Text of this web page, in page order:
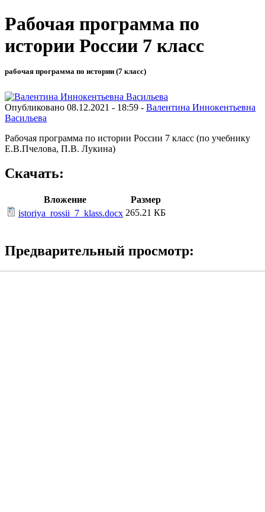
Рабочая программа по
истории России 7 класс
рабочая программа по истории (7 класс)
Опубликовано 08.12.2021 - 18:59 - Валентина Иннокентьевна
Васильева
Рабочая программа по истории России 7 класс (по учебнику
Е.В.Пчелова, П.В. Лукина)
Скачать:
Вложение
Размер
istoriya_rossii_7_klass.docx 265.21 КБ
Предварительный просмотр: